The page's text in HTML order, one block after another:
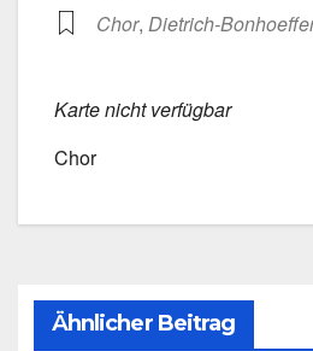
Chor, Dietrich-
Kar­te nicht ver­füg­bar
Chor
Ähnlicher Beitrag